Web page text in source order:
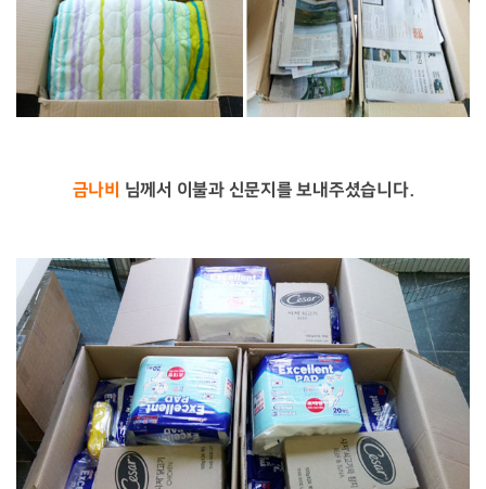
금나비 님께서 이불과 신문지를 보내주셨습니다.